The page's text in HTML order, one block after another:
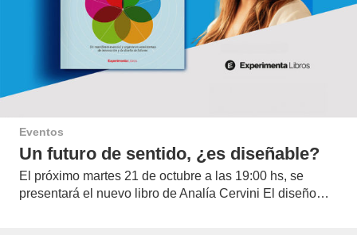
Eventos
Un futuro de sentido, ¿es diseñable?
El próximo martes 21 de octubre a las 19:00 hs, se
presentará el nuevo libro de Analía Cervini El diseño…